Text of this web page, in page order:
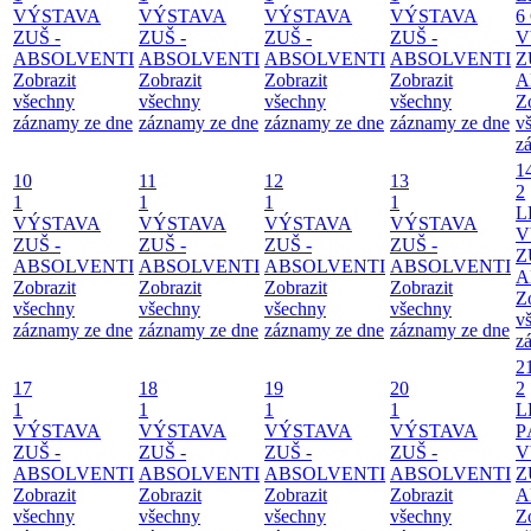
VÝSTAVA
ZUŠ -
ABSOLVENTI
Zobrazit
všechny
záznamy ze dne
VÝSTAVA
ZUŠ -
ABSOLVENTI
Zobrazit
všechny
záznamy ze dne
VÝSTAVA
ZUŠ -
ABSOLVENTI
Zobrazit
všechny
záznamy ze dne
VÝSTAVA
ZUŠ -
ABSOLVENTI
Zobrazit
všechny
záznamy ze dne
6
10
1
VÝSTAVA
ZUŠ -
ABSOLVENTI
Zobrazit
všechny
záznamy ze dne
11
1
VÝSTAVA
ZUŠ -
ABSOLVENTI
Zobrazit
všechny
záznamy ze dne
12
1
VÝSTAVA
ZUŠ -
ABSOLVENTI
Zobrazit
všechny
záznamy ze dne
13
1
VÝSTAVA
ZUŠ -
ABSOLVENTI
Zobrazit
všechny
záznamy ze dne
2
17
1
VÝSTAVA
ZUŠ -
ABSOLVENTI
Zobrazit
všechny
18
1
VÝSTAVA
ZUŠ -
ABSOLVENTI
Zobrazit
všechny
19
1
VÝSTAVA
ZUŠ -
ABSOLVENTI
Zobrazit
všechny
20
1
VÝSTAVA
ZUŠ -
ABSOLVENTI
Zobrazit
všechny
2